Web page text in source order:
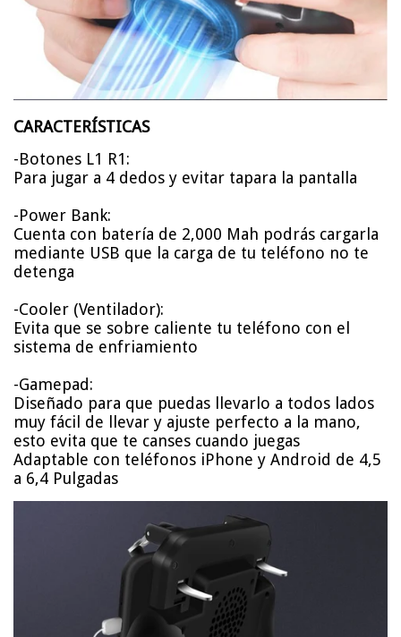
CARACTERÍSTICAS
-Botones L1 R1:
Para jugar a 4 dedos y evitar tapara la pantalla
-Power Bank:
Cuenta con batería de 2,000 Mah podrás cargarla
mediante USB que la carga de tu teléfono no te
detenga
-Cooler (Ventilador):
Evita que se sobre caliente tu teléfono con el
sistema de enfriamiento
-Gamepad:
Diseñado para que puedas llevarlo a todos lados
muy fácil de llevar y ajuste perfecto a la mano,
esto evita que te canses cuando juegas
Adaptable con teléfonos iPhone y Android de 4,5
a 6,4 Pulgadas